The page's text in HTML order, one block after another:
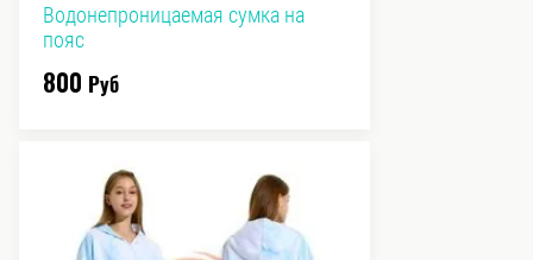
Водонепроницаемая сумка на
пояс
800 Руб